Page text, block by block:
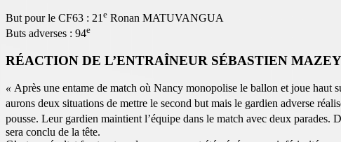
But pour le CF63 : 21 e Ronan MATUVANGUA
Buts adverses : 94e
RÉACTION DE L’ENTRAÎNEUR SÉBASTIEN
« Après une entame de match où Nancy monopolise le ballon et joue
aurons deux situations de mettre le second but mais le gardien adverse
pousse. Leur gardien maintient l’équipe dans le match avec deux
sera conclu de la tête.